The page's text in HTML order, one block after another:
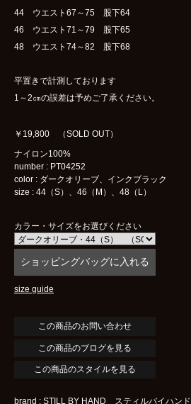
44 ウエスト67～75 股下64
46 ウエスト71～79 股下65
48 ウエスト74～82 股下68
平置きで計測しております
1～2㎝の誤差は予めご了承ください。
￥19,800 （SOLD OUT）
ナイロン100%
number : PT04252
color : ダークオリーブ、インクブラック
size : 44（S）、46（M）、48（L）
カラー・サイズをお選びください
size guide
この商品のブログを見る
この商品のスタイルを見る
brand : STILL BY HAND スティルバイハンド